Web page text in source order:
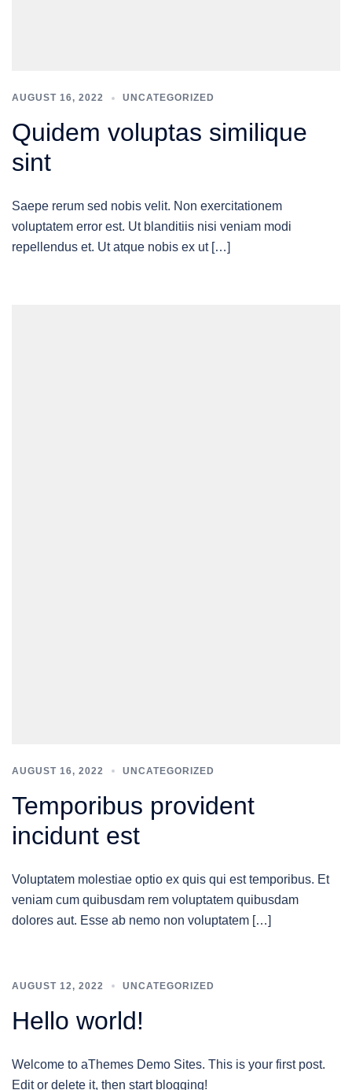
AUGUST 16, 2022 UNCATEGORIZED
Quidem voluptas similique
sint
Saepe rerum sed nobis velit. Non exercitationem
voluptatem error est. Ut blanditiis nisi veniam modi
repellendus et. Ut atque nobis ex ut […]
AUGUST 16, 2022 UNCATEGORIZED
Temporibus provident
incidunt est
Voluptatem molestiae optio ex quis qui est temporibus. Et
veniam cum quibusdam rem voluptatem quibusdam
dolores aut. Esse ab nemo non voluptatem […]
AUGUST 12, 2022 UNCATEGORIZED
Hello world!
Welcome to aThemes Demo Sites. This is your first post.
Edit or delete it, then start blogging!